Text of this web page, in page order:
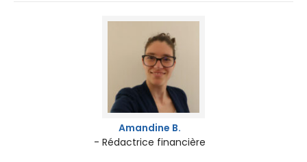
Amandine B.
- Rédactrice financière